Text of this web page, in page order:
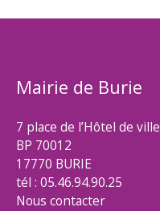
Mairie de Burie
7 place de l’Hôtel de ville
BP 70012
17770 BURIE
tél : 05.46.94.90.25
Nous contacter